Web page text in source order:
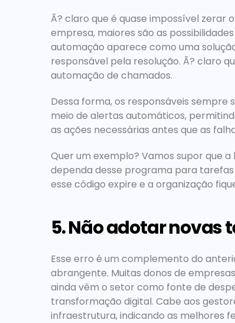
Ã? claro que é quase impossível zerar
empresa, maiores são as
automação aparece como uma
responsável pela resolução. Ã? claro
automação de chamados.
Dessa forma, os responsáveis
meio de alertas automáticos,
as ações necessárias antes que as
Quer um exemplo? Vamos supor que
dependa desse programa para
esse código expire e a organização
5. Não adotar novas
Esse erro é um complemento do
abrangente. Muitas donos de
ainda vêm o setor como fonte de
transformação digital. Cabe aos
infraestrutura, indicando as melhores